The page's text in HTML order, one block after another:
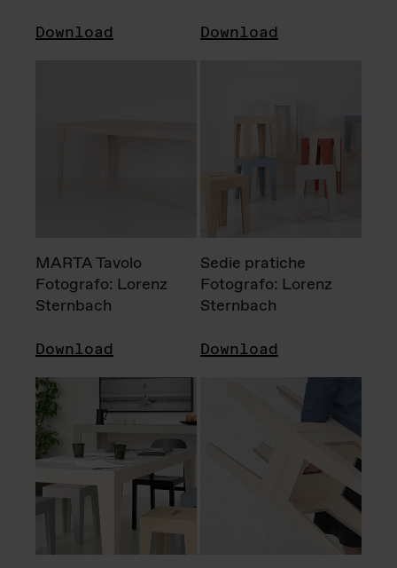
Download Download
MARTA Tavolo
Fotografo: Lorenz
Sternbach
Download
Sedie pratiche
Fotografo: Lorenz
Sternbach
Download